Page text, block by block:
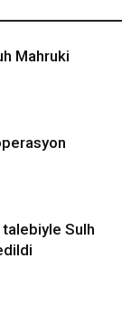
Mahruki
Sulh